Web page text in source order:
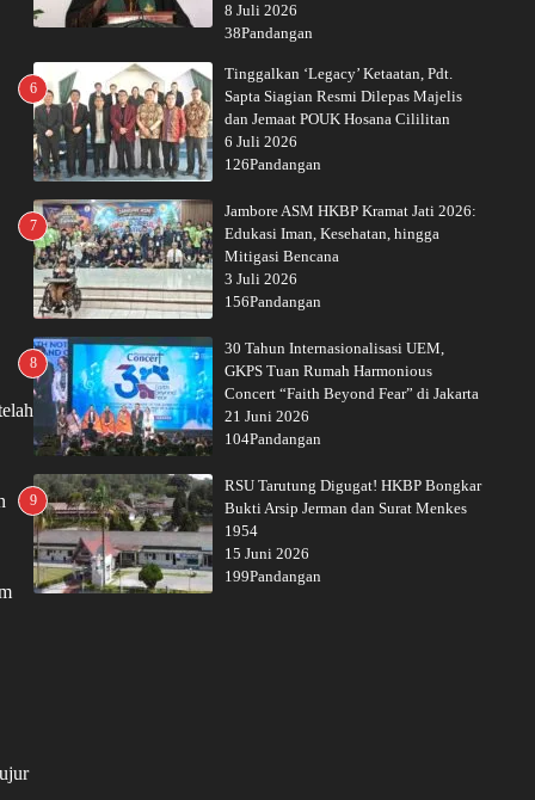
8 Juli 2026
38Pandangan
6
Tinggalkan ‘Legacy’ Ketaatan, Pdt.
Sapta Siagian Resmi Dilepas Majelis
dan Jemaat POUK Hosana Cililitan
6 Juli 2026
126Pandangan
7
Jambore ASM HKBP Kramat Jati 2026:
Edukasi Iman, Kesehatan, hingga
Mitigasi Bencana
3 Juli 2026
156Pandangan
8
30 Tahun Internasionalisasi UEM,
GKPS Tuan Rumah Harmonious
Concert “Faith Beyond Fear” di Jakarta
21 Juni 2026
104Pandangan
9
RSU Tarutung Digugat! HKBP Bongkar
Bukti Arsip Jerman dan Surat Menkes
1954
15 Juni 2026
199Pandangan